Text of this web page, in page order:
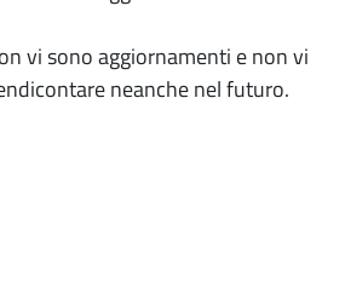
vi sono aggiornamenti e non vi
neanche nel futuro.